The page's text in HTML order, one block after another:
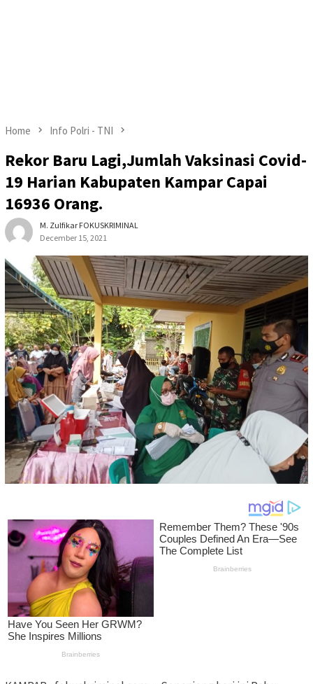
Home Info Polri - TNI
Rekor Baru Lagi,Jumlah Vaksinasi Covid-
19 Harian Kabupaten Kampar Capai
16936 Orang.
M. Zulfikar FOKUSKRIMINAL
December 15, 2021